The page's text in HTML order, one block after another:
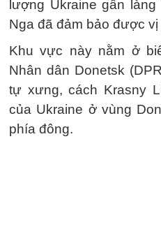
lượng Ukraine gần
Nga đã đảm bảo được vị
Khu vực này nằm ở
Nhân dân Donetsk
tự xưng, cách Krasny
của Ukraine ở vùng
phía đông.